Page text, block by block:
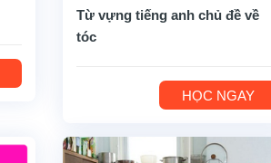
Từ vựng tiếng anh chủ đề về
tóc
HỌC NGAY